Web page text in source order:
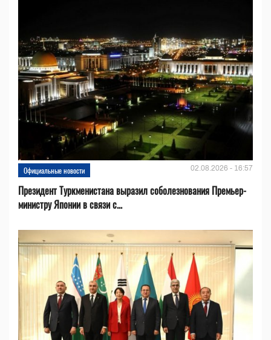
Официальные новости 02.08.2026 - 16:57
Президент Туркменистана выразил соболезнования Премьер-
министру Японии в связи с...